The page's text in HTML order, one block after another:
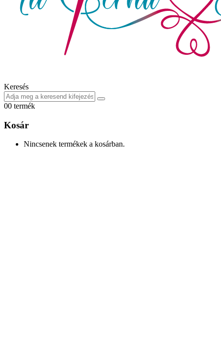
Keresés
00 termék
Kosár
Nincsenek termékek a kosárban.